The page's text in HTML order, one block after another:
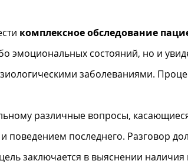
комплексное обследование
эмоциональных состояний, но и
заболеваниями.
различные вопросы,
последнего. Разговор
заключается в выяснении наличия